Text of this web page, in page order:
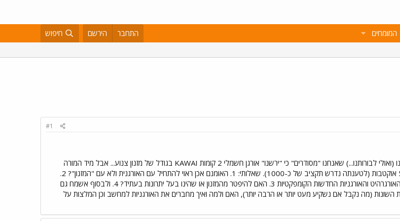
המומחים התחבר הירשם חיפוש
#1
הבת שלי בת 6 התחילה ללמוד לנגן. חשבנו לתומנו (ואולי לבורותנו...) שאנחנו "מסודרים" כי "ירשנו" אורגן חשמלי 2 קומות KAWAI בגודל של מזנון צנוע... אבל מיד המורה
אמרה שזה רהיט שחלף זמנו ורצוי לקנות אורגנית 5 אוקטבות (לטענתה נדרש תקציב של כ-1000). שאלותי: 1. האומנם אכן ראוי להתחיל עם האורגנית ולא עם "המזנון"? 2.
קצת אינפורמציה על ההבדלים והמשמעויות שבין האורגרהיט והאורגניות החדשות הקומפקטיות 3. האם להיפטר מהמזנון או שהינו בעל יתרונות בעתיד? 4. ולבסוף אשמח גם
השונות (מה נקבל אם נשקיע מעט יותר או הרבה יותר), האם ולמה ואיך מחברים את האורגניות למחשב וכן המלצות על